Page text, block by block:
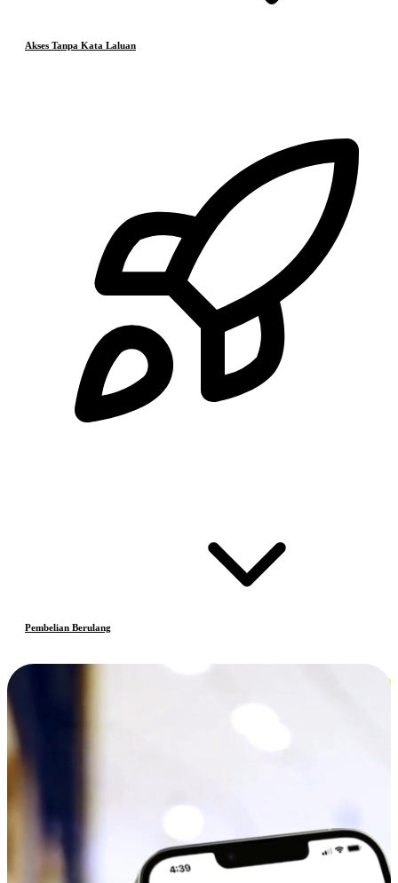
Akses Tanpa Kata Laluan
Pembelian Berulang